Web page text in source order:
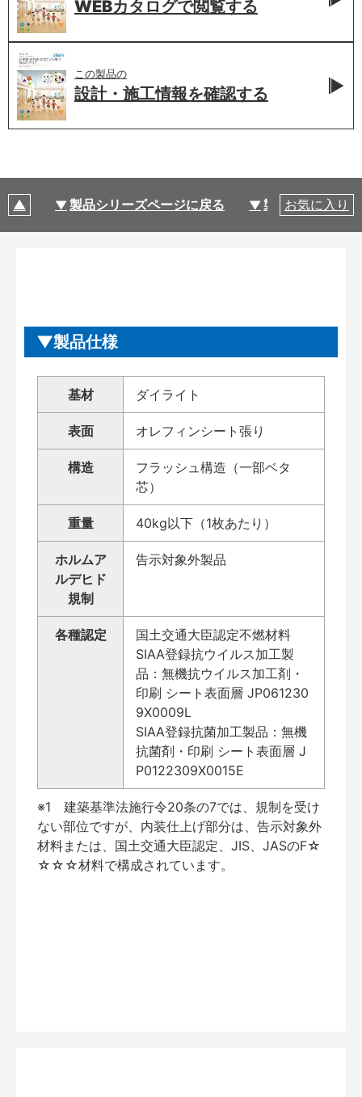
WEBカタログで閲覧する
この製品の
設計・施工情報を確認する
製品シリーズページに戻る 製品仕様
お気に入り
製品仕様
基材 ダイライト
表面 オレフィンシート張り
構造
フラッシュ構造（一部ベタ
芯）
重量 40kg以下（1枚あたり）
ホルムア
ルデヒド
規制
告示対象外製品
各種認定
国土交通大臣認定不燃材料
SIAA登録抗ウイルス加工製
品：無機抗ウイルス加工剤・
印刷 シート表面層 JP061230
9X0009L
SIAA登録抗菌加工製品：無機
抗菌剤・印刷 シート表面層 J
P0122309X0015E
※1 建築基準法施行令20条の7では、規制を受け
ない部位ですが、内装仕上げ部分は、告示対象外
材料または、国土交通大臣認定、JIS、JASのF☆
☆☆☆材料で構成されています。